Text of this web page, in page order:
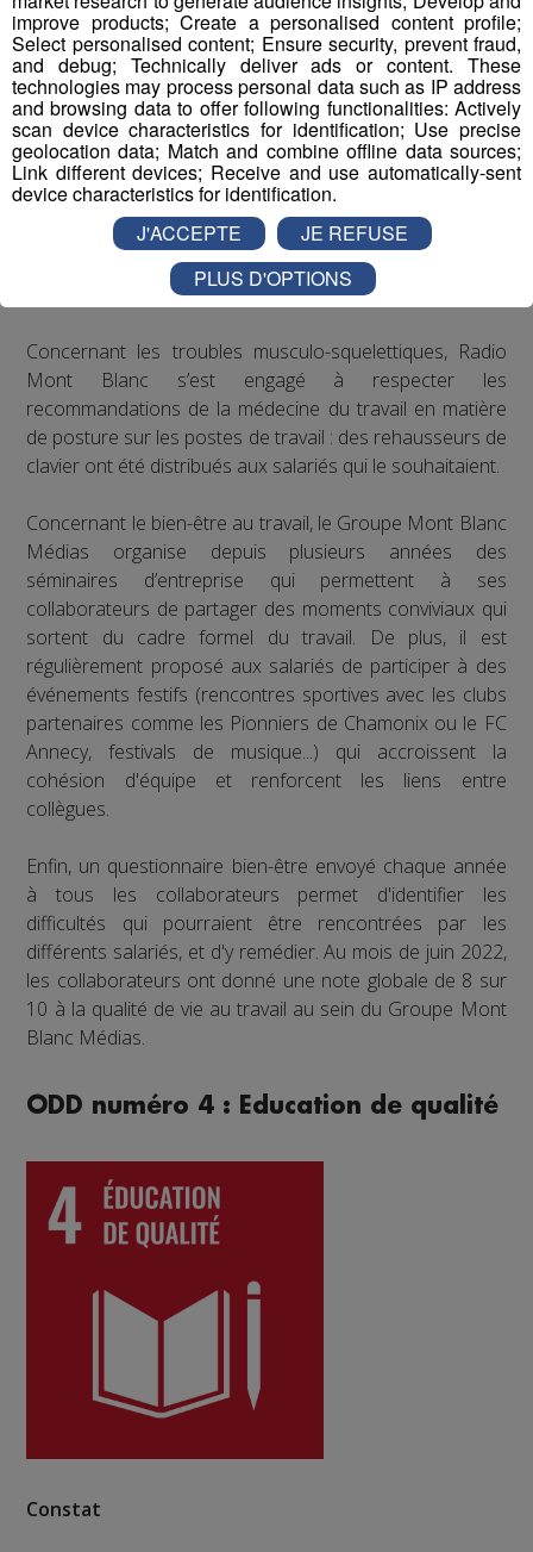
risques ainsi que les troubles musculo-
squelettiques et les risques psycho-sociaux
Sensibiliser ses employés aux risques liés à la
sédentarité lors d’une journée de travail
Soutenir les campagnes préventives de santé
publique sur les maladies graves, telles que le
VIH/SIDA, le cancer, les maladies
cardiovasculaires, le paludisme, la tuberculose ou
l’obésité
Les actions de Radio Mont Blanc
Concernant les troubles musculo-squelettiques, Radio
Mont Blanc s’est engagé à respecter les
recommandations de la médecine du travail en matière
de posture sur les postes de travail : des rehausseurs de
clavier ont été distribués aux salariés qui le souhaitaient.
Concernant le bien-être au travail, le Groupe Mont Blanc
Médias organise depuis plusieurs années des
séminaires d’entreprise qui permettent à ses
collaborateurs de partager des moments conviviaux qui
sortent du cadre formel du travail. De plus, il est
régulièrement proposé aux salariés de participer à des
événements festifs (rencontres sportives avec les clubs
partenaires comme les Pionniers de Chamonix ou le FC
Annecy, festivals de musique...) qui accroissent la
cohésion d'équipe et renforcent les liens entre
collègues.
Enfin, un questionnaire bien-être envoyé chaque année
à tous les collaborateurs permet d'identifier les
difficultés qui pourraient être rencontrées par les
différents salariés, et d'y remédier. Au mois de juin 2022,
les collaborateurs ont donné une note globale de 8 sur
10 à la qualité de vie au travail au sein du Groupe Mont
Blanc Médias.
ODD numéro 4 : Education de qualité
Constat
improve products; Create a personalised content profile;
Select personalised content; Ensure security, prevent fraud,
and debug; Technically deliver ads or content. These
technologies may process personal data such as IP address
and browsing data to offer following functionalities: Actively
scan device characteristics for identification; Use precise
geolocation data; Match and combine offline data sources;
Link different devices; Receive and use automatically-sent
device characteristics for identification.
J'ACCEPTE
JE REFUSE
PLUS D'OPTIONS